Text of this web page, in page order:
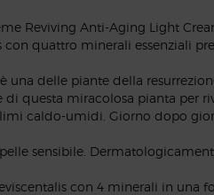
Reviving Anti-Aging Light
con quattro minerali essenziali
è una delle piante della
di questa miracolosa pianta per
caldo-umidi. Giorno dopo
sensibile.
con 4 minerali in una